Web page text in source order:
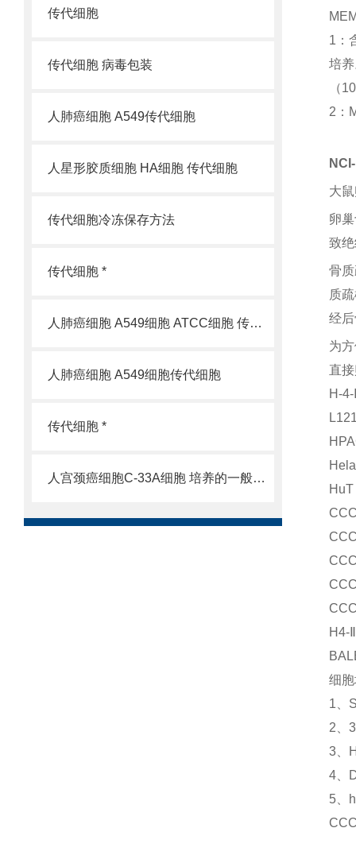
传代细胞
传代细胞 病毒包装
人肺癌细胞 A549传代细胞
人星形胶质细胞 HA细胞 传代细胞
传代细胞冷冻保存方法
传代细胞 *
人肺癌细胞 A549细胞 ATCC细胞 传代细胞
人肺癌细胞 A549细胞传代细胞
传代细胞 *
人宫颈癌细胞C-33A细胞 培养的一般过程
1：
培
（
2：
大
卵
致
骨
质
经
为
直
H-
H4-
细
1、
2、
3、
4、
5、